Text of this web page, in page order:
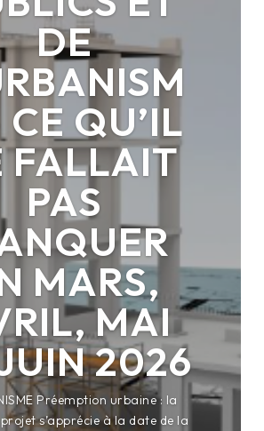
DE
CE QU’IL
FALLAIT
PAS
MARS,
MAI
2026
Préemption urbaine : la
s’apprécie à la date de la